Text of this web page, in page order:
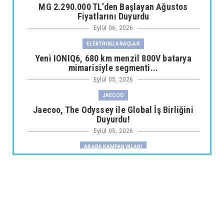
MG 2.290.000 TL’den Başlayan Ağustos
Fiyatlarını Duyurdu
Eylül 06, 2026
ELEKTRİKLİ ARAÇLAR
Yeni IONIQ6, 680 km menzil 800V batarya
mimarisiyle segmenti...
Eylül 05, 2026
JAECOO
Jaecoo, The Odyssey ile Global İş Birliğini
Duyurdu!
Eylül 05, 2026
ARABA KAMPANYALARI